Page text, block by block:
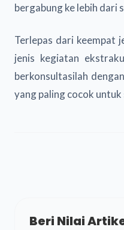
bergabung ke lebih dari
Terlepas dari keempat
jenis kegiatan
berkonsultasilah
yang paling cocok untuk
Beri Nilai